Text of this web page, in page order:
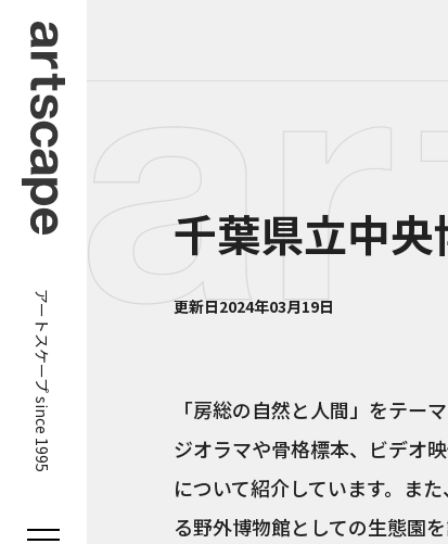
アートスケープ since 1995
千葉県立中
更新日2024年03月19日
「房総の自然と人間」をテー
ジオラマや骨格標本、ビデオ
について紹介しています。ま
る野外博物館としての生態園を